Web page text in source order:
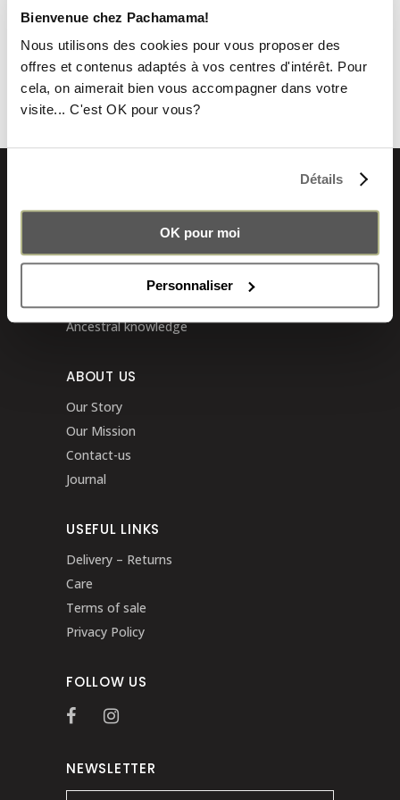
Bienvenue chez Pachamama!
Nous utilisons des cookies pour vous proposer des
offres et contenus adaptés à vos centres d'intérêt. Pour
cela, on aimerait bien vous accompagner dans votre
visite... C'est OK pour vous?
Détails
OK pour moi
Personnaliser
179.00
PACHAMAMA BACKPACKS
Urban backpack
Vintage backpack
Craftmanship
Ancestral knowledge
ABOUT US
Our Story
Our Mission
Contact-us
Journal
USEFUL LINKS
Delivery – Returns
Care
Terms of sale
Privacy Policy
FOLLOW US
NEWSLETTER